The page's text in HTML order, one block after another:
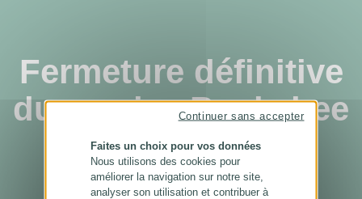
Fermeture définitive
du service Bankybee
...
Faites un choix pour vos données
Nous utilisons des cookies pour
améliorer la navigation sur notre site,
analyser son utilisation et contribuer à
Continuer sans accepter